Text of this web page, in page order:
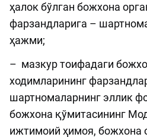
ҳалок бўлган божхона
фарзандларига –
ҳажми;
– мазкур тоифадаги
ходимларининг
шартномаларнинг эллик
божхона қўмитасининг
ижтимоий ҳимоя, божхона